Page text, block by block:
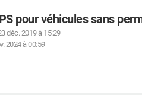
pour véhicules sans
déc. 2019 à 15:29
2024 à 00:59